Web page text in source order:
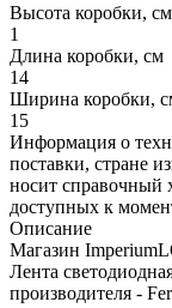
Высота коробки, см
1
Длина коробки, см
14
Ширина коробки,
15
Информация о
поставки, стране
носит справочный
доступных к
Описание
Магазин
Лента
производителя -